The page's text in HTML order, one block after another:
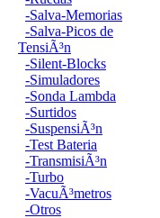
-Salva-Memorias
-Salva-Picos de
TensiÃ³n
-Silent-Blocks
-Simuladores
-Sonda Lambda
-Surtidos
-SuspensiÃ³n
-Test Bateria
-TransmisiÃ³n
-Turbo
-VacuÃ³metros
-Otros